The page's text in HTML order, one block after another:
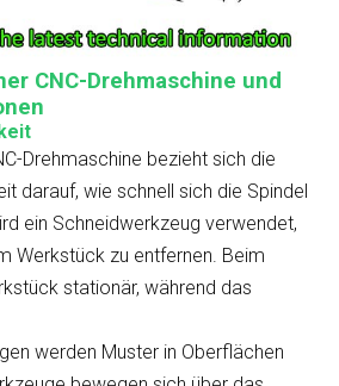
CNC-Drehmaschine und
Drehmaschine bezieht sich die
darauf, wie schnell sich die Spindel
ein Schneidwerkzeug verwendet,
Werkstück zu entfernen. Beim
stationär, während das
werden Muster in Oberflächen